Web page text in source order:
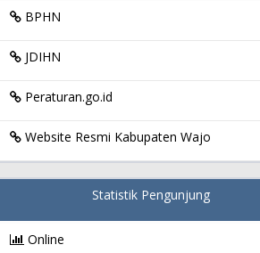
BPHN
JDIHN
Peraturan.go.id
Website Resmi Kabupaten Wajo
Statistik Pengunjung
Online